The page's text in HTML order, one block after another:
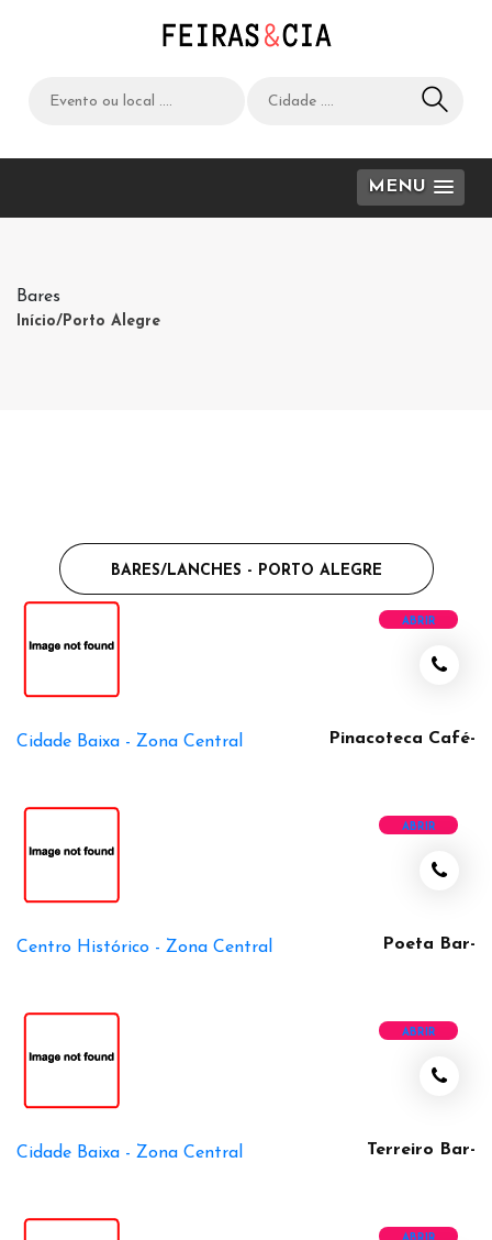
MENU
Bares
Início/Porto Alegre
BARES/LANCHES - PORTO ALEGRE
ABRIR
Pinacoteca Café-
Cidade Baixa - Zona Central
ABRIR
Poeta Bar-
Centro Histórico - Zona Central
ABRIR
Terreiro Bar-
Cidade Baixa - Zona Central